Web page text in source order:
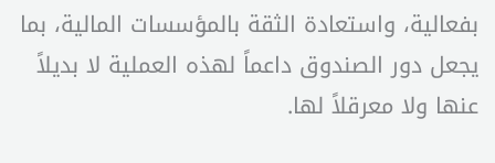
بفعالية، واستعادة الثقة بالمؤسسات المالية، بما
يجعل دور الصندوق داعماً لهذه العملية لا بديلاً
عنها ولا معرقلاً لها.